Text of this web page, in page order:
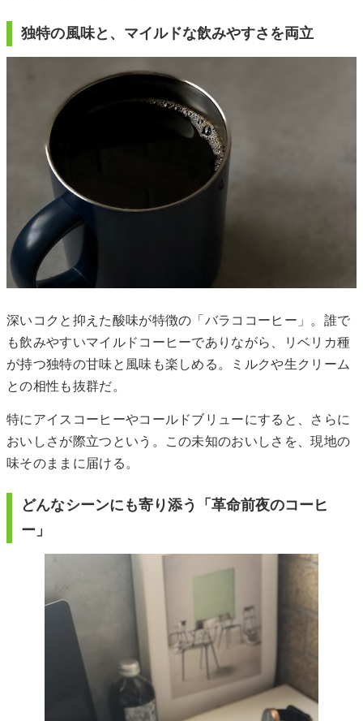
独特の風味と、マイルドな飲みやすさを両立
深いコクと抑えた酸味が特徴の「バラココーヒー」。誰で
も飲みやすいマイルドコーヒーでありながら、リベリカ種
が持つ独特の甘味と風味も楽しめる。ミルクや生クリーム
との相性も抜群だ。
特にアイスコーヒーやコールドブリューにすると、さらに
おいしさが際立つという。この未知のおいしさを、現地の
味そのままに届ける。
どんなシーンにも寄り添う「革命前夜のコーヒ
ー」